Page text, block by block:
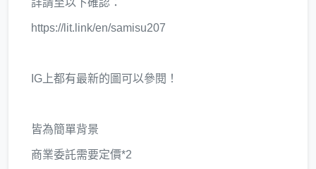
https://lit.link/en/samisu207
IG上都有最新的圖可以參閱！
皆為簡單背景
商業委託需要定價*2